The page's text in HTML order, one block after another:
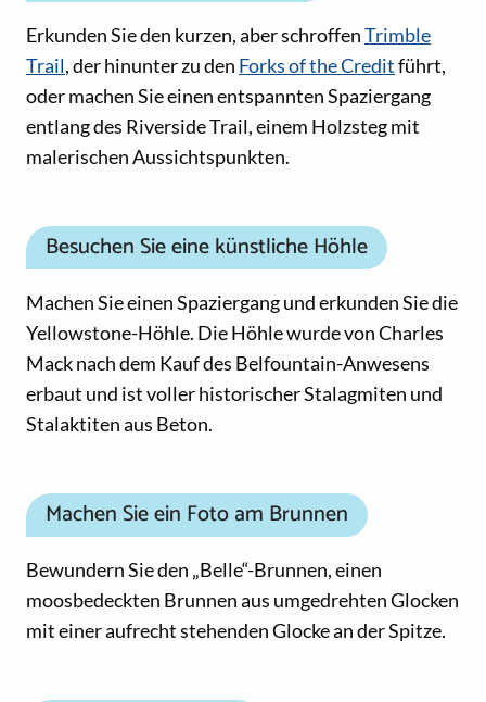
Erkunden Sie den kurzen, aber schroffenTrimble
Trail, der hinunter zu den Forks of the Creditführt,
oder machen Sie einen entspannten Spaziergang
entlang des Riverside Trail, einem Holzsteg mit
malerischen Aussichtspunkten.
Besuchen Sie eine künstliche Höhle
Machen Sie einen Spaziergang und erkunden Sie die
Yellowstone-Höhle. Die Höhle wurde von Charles
Mack nach dem Kauf des Belfountain-Anwesens
erbaut und ist voller historischer Stalagmiten und
Stalaktiten aus Beton.
Machen Sie ein Foto am Brunnen
Bewundern Sie den „Belle“-Brunnen, einen
moosbedeckten Brunnen aus umgedrehten Glocken
mit einer aufrecht stehenden Glocke an der Spitze.